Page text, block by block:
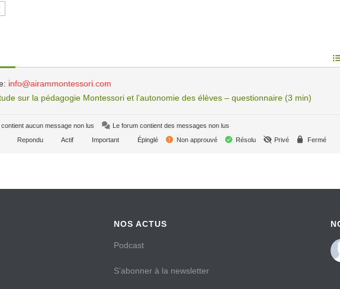
info@airammontessori.com
sur la pédagogie Montessori et l’autonomie des élèves – questionnaire (3 min)
aucun message non lus
Le forum contient des messages non lus
Repondu Actif Important Épinglé Non approuvé Résolu Privé Fermé
NOS ACTUS
Podcast
S’abonner à la newsletter